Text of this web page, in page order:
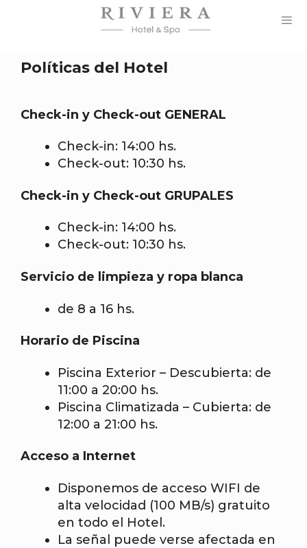
Políticas del Hotel
Check-in y Check-out GENERAL
Check-in: 14:00 hs.
Check-out: 10:30 hs.
Check-in y Check-out GRUPALES
Check-in: 14:00 hs.
Check-out: 10:30 hs.
Servicio de limpieza y ropa blanca
de 8 a 16 hs.
Horario de Piscina
Piscina Exterior – Descubierta: de
11:00 a 20:00 hs.
Piscina Climatizada – Cubierta: de
12:00 a 21:00 hs.
Acceso a Internet
Disponemos de acceso WIFI de
alta velocidad (100 MB/s) gratuito
en todo el Hotel.
La señal puede verse afectada en